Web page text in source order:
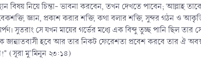
বিষয় নিয়ে চিন্তা- ভাবনা করবেন, তখন দেখতে পাবেন; আল্লাহ
জ্ঞান, প্রকাশ করার শক্তি, কথা বলার শক্তি, সুন্দর গঠন ও
সুতরাং সে যখন মায়ের গর্ভের মধ্যে এক বিন্দু তুচ্ছ পানি ছিল
জান্নাতবাসী হবে আর তার নিকট ফেরেশতা প্রবেশ করবে তার ঐ
(সূরা মু'মিনূন ২৩:১৪)